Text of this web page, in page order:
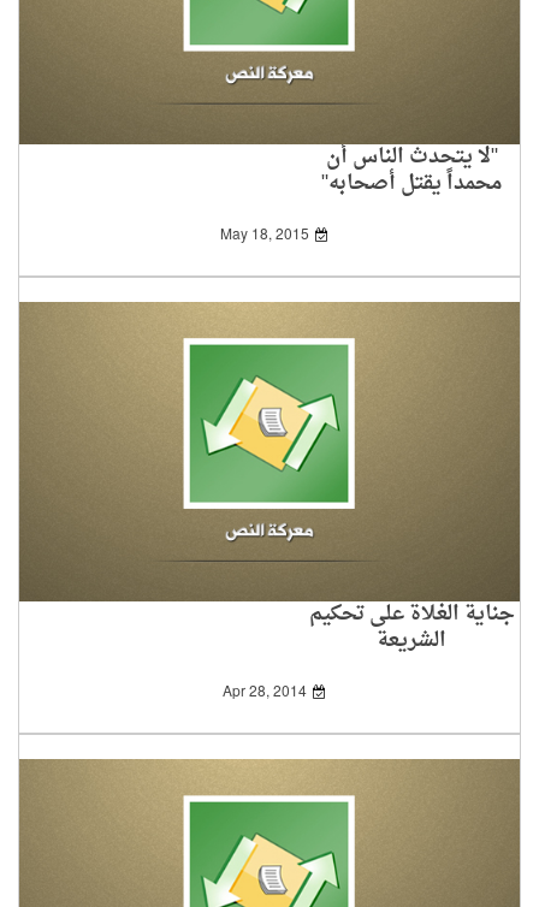
"لا يتحدث الناس أن
محمداً يقتل أصحابه"
May 18, 2015
جناية الغلاة على تحكيم
الشريعة
Apr 28, 2014